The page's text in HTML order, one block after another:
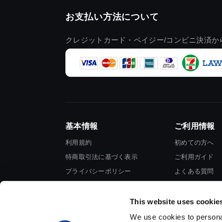
This website uses
We use cookies to
お支払い方法について
クレジットカード・ペイジー/コンビニ決済
基本情報
利用規約
特商取引法に基づく表示
プライバシーポリシー
ご利用情報
初めての方へ
ご利用ガイド
よくある質問